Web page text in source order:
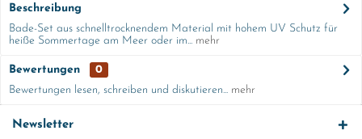
Beschreibung
Bade-Set aus schnelltrocknendem Material mit hohem UV Schutz für
heiße Sommertage am Meer oder im... mehr
Bewertungen
0
Bewertungen lesen, schreiben und diskutieren... mehr
Newsletter